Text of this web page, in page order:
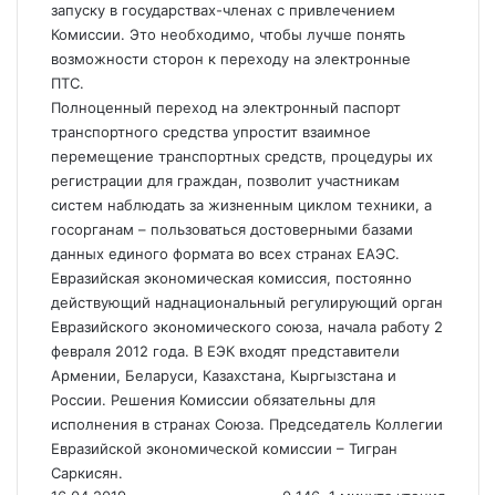
запуску в государствах-членах с привлечением
Комиссии. Это необходимо, чтобы лучше понять
возможности сторон к переходу на электронные
ПТС.
Полноценный переход на электронный паспорт
транспортного средства упростит взаимное
перемещение транспортных средств, процедуры их
регистрации для граждан, позволит участникам
систем наблюдать за жизненным циклом техники, а
госорганам – пользоваться достоверными базами
данных единого формата во всех странах ЕАЭС.
Евразийская экономическая комиссия, постоянно
действующий наднациональный регулирующий орган
Евразийского экономического союза, начала работу 2
февраля 2012 года. В ЕЭК входят представители
Армении, Беларуси, Казахстана, Кыргызстана и
России. Решения Комиссии обязательны для
исполнения в странах Союза. Председатель Коллегии
Евразийской экономической комиссии – Тигран
Саркисян.